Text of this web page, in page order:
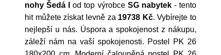
nohy Šedá I
od top výrobce SG nabytek- tento
hit můžete získat levně za 19738 Kč. Vybírejte to
nejlepší u nás. Úspora a spokojenost z nákupu,
záleží nám na vaší spokojenosti. Postel PK 26